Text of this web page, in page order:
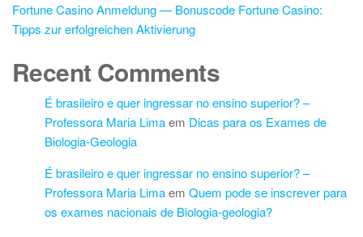
Fortune Casino Anmeldung — Bonuscode Fortune Casino:
Tipps zur erfolgreichen Aktivierung
Recent Comments
É brasileiro e quer ingressar no ensino superior? –
Professora Maria Limaem Dicas para os Exames de
Biologia-Geologia
É brasileiro e quer ingressar no ensino superior? –
Professora Maria Limaem Quem pode se inscrever para
os exames nacionais de Biologia-geologia?